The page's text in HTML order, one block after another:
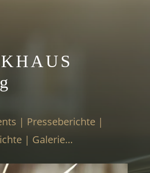
| Presseberichte |
| Galerie…